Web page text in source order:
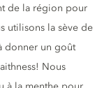
de la région pour
utilisons la sève de
donner un goût
Nous